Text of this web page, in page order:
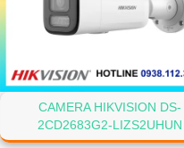
CAMERA HIKVISION DS-
2CD2683G2-LIZS2UHUN